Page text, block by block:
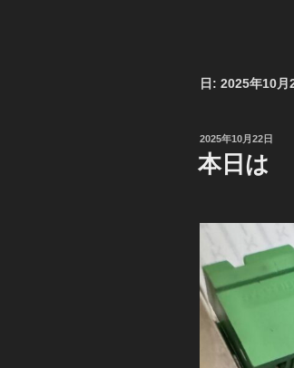
日: 2025年10月
投
稿
日:
2025年10月22日
本日は